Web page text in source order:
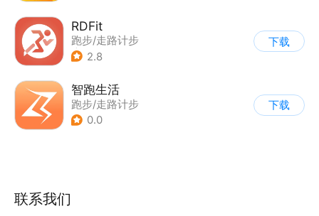
RDFit
跑步/走路计步
| 智能穿戴设备
2.8
下载
智跑生活
跑步/走路计步
0.0
下载
联系我们